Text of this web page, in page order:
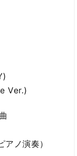
Ver.)
ノ演奏）